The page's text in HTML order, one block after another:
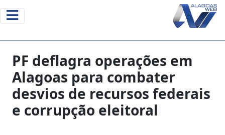
PF deflagra operações em
Alagoas para combater
desvios de recursos federais
e corrupção eleitoral